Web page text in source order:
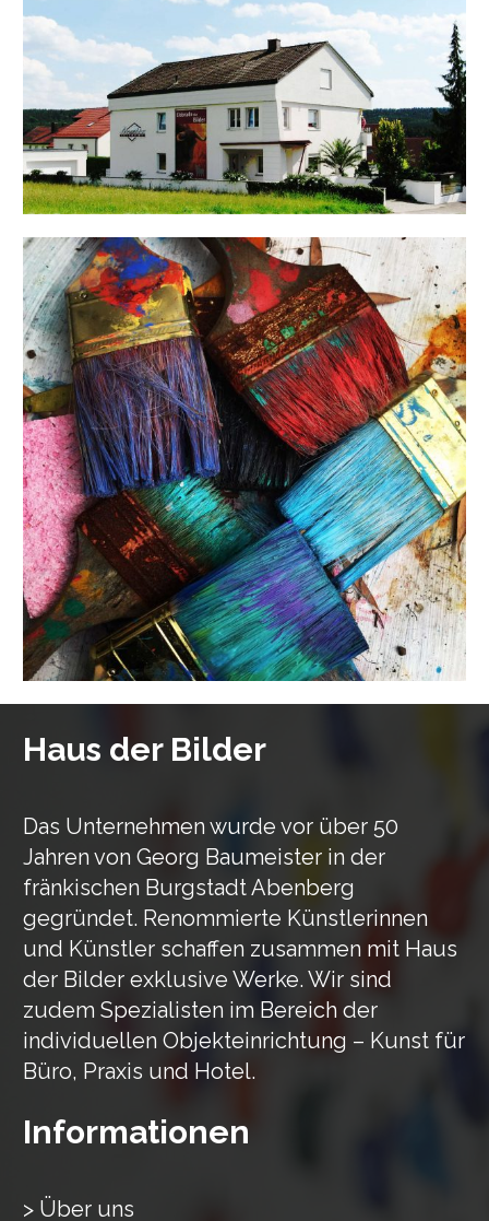
Haus der Bilder
Das Unternehmen wurde vor über 50
Jahren von Georg Baumeister in der
fränkischen Burgstadt Abenberg
gegründet. Renommierte Künstlerinnen
und Künstler schaffen zusammen mit Haus
der Bilder exklusive Werke. Wir sind
zudem Spezialisten im Bereich der
individuellen Objekteinrichtung – Kunst für
Büro, Praxis und Hotel.
Informationen
> Über uns